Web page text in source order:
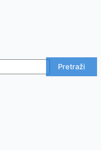
Pretraži